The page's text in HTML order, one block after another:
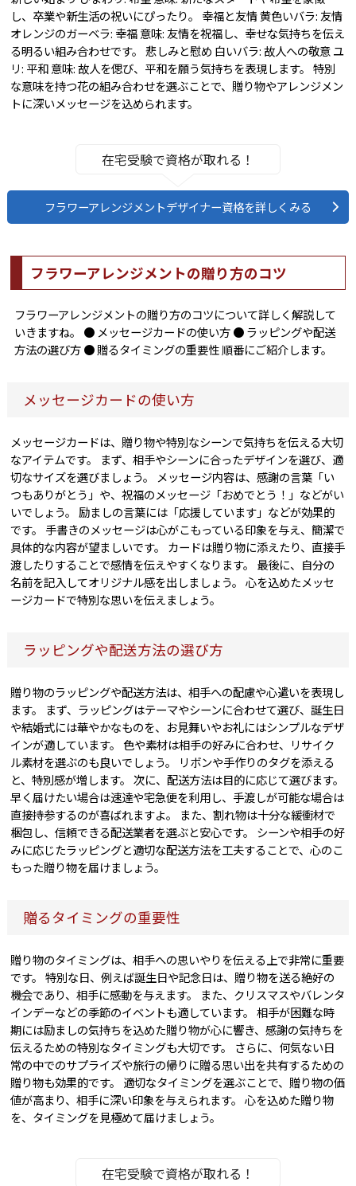
し、卒業や新生活の祝いにぴったり。 幸福と友情 黄色いバラ: 友情
オレンジのガーベラ: 幸福 意味: 友情を祝福し、幸せな気持ちを伝え
る明るい組み合わせです。 悲しみと慰め 白いバラ: 故人への敬意 ユ
リ: 平和 意味: 故人を偲び、平和を願う気持ちを表現します。 特別
な意味を持つ花の組み合わせを選ぶことで、贈り物やアレンジメン
トに深いメッセージを込められます。
在宅受験で資格が取れる！
フラワーアレンジメントデザイナー資格を詳しくみる
フラワーアレンジメントの贈り方のコツ
フラワーアレンジメントの贈り方のコツについて詳しく解説して
いきますね。 ● メッセージカードの使い方 ● ラッピングや配送
方法の選び方 ● 贈るタイミングの重要性 順番にご紹介します。
メッセージカードの使い方
メッセージカードは、贈り物や特別なシーンで気持ちを伝える大切
なアイテムです。 まず、相手やシーンに合ったデザインを選び、適
切なサイズを選びましょう。 メッセージ内容は、感謝の言葉「い
つもありがとう」や、祝福のメッセージ「おめでとう！」などがい
いでしょう。 励ましの言葉には「応援しています」などが効果的
です。 手書きのメッセージは心がこもっている印象を与え、簡潔で
具体的な内容が望ましいです。 カードは贈り物に添えたり、直接手
渡したりすることで感情を伝えやすくなります。 最後に、自分の
名前を記入してオリジナル感を出しましょう。 心を込めたメッセ
ージカードで特別な思いを伝えましょう。
ラッピングや配送方法の選び方
贈り物のラッピングや配送方法は、相手への配慮や心遣いを表現し
ます。 まず、ラッピングはテーマやシーンに合わせて選び、誕生日
や結婚式には華やかなものを、お見舞いやお礼にはシンプルなデザ
インが適しています。 色や素材は相手の好みに合わせ、リサイク
ル素材を選ぶのも良いでしょう。 リボンや手作りのタグを添える
と、特別感が増します。 次に、配送方法は目的に応じて選びます。
早く届けたい場合は速達や宅急便を利用し、手渡しが可能な場合は
直接持参するのが喜ばれますよ。 また、割れ物は十分な緩衝材で
梱包し、信頼できる配送業者を選ぶと安心です。 シーンや相手の好
みに応じたラッピングと適切な配送方法を工夫することで、心のこ
もった贈り物を届けましょう。
贈るタイミングの重要性
贈り物のタイミングは、相手への思いやりを伝える上で非常に重要
です。 特別な日、例えば誕生日や記念日は、贈り物を送る絶好の
機会であり、相手に感動を与えます。 また、クリスマスやバレンタ
インデーなどの季節のイベントも適しています。 相手が困難な時
期には励ましの気持ちを込めた贈り物が心に響き、感謝の気持ちを
伝えるための特別なタイミングも大切です。 さらに、何気ない日
常の中でのサプライズや旅行の帰りに贈る思い出を共有するための
贈り物も効果的です。 適切なタイミングを選ぶことで、贈り物の価
値が高まり、相手に深い印象を与えられます。 心を込めた贈り物
を、タイミングを見極めて届けましょう。
在宅受験で資格が取れる！